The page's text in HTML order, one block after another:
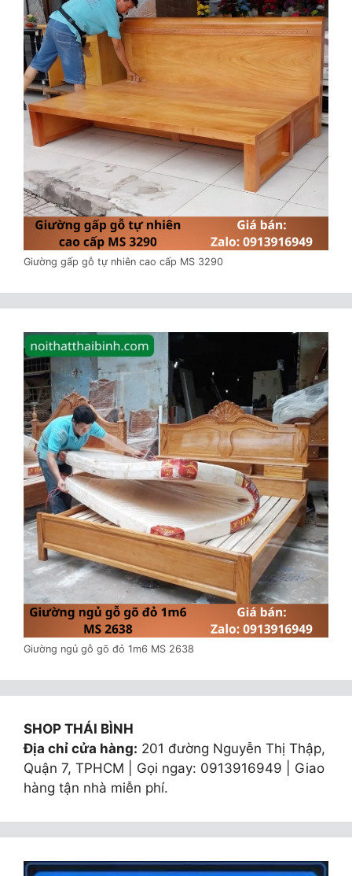
Giường gấp gỗ tự nhiên cao cấp MS 3290
Giường ngủ gỗ gõ đỏ 1m6 MS 2638
SHOP THÁI BÌNH
Địa chỉ cửa hàng: 201 đường Nguyễn Thị Thập,
Quận 7, TPHCM | Gọi ngay: 0913916949 | Giao
hàng tận nhà miễn phí.